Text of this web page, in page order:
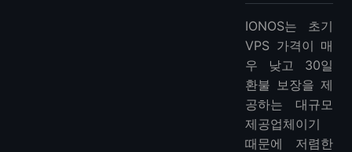
IONOS는 초기
VPS 가격이 매
우 낮고 30일
환불 보장을 제
공하는 대규모
제공업체이기
때문에 저렴한